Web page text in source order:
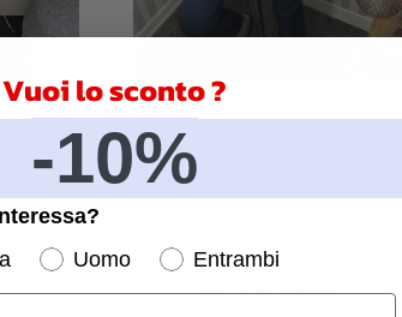
Abito uomo, ottanio - Con gilet
160,00 €
IN VENDITA
Vuoi lo sconto ?
-10%
Uomo
Entrambi